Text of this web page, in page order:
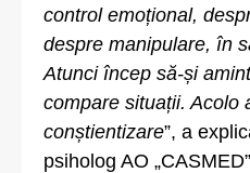
control emoțional,
despre manipulare, în
Atunci încep să-și
compare situații. Acolo
conștientizare”, a
psiholog AO